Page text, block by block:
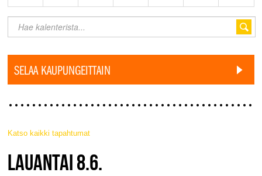
SELAA KAUPUNGEITTAIN
Katso kaikki tapahtumat
JAZZ FINLAND LIVE
LAUANTAI 8.6.